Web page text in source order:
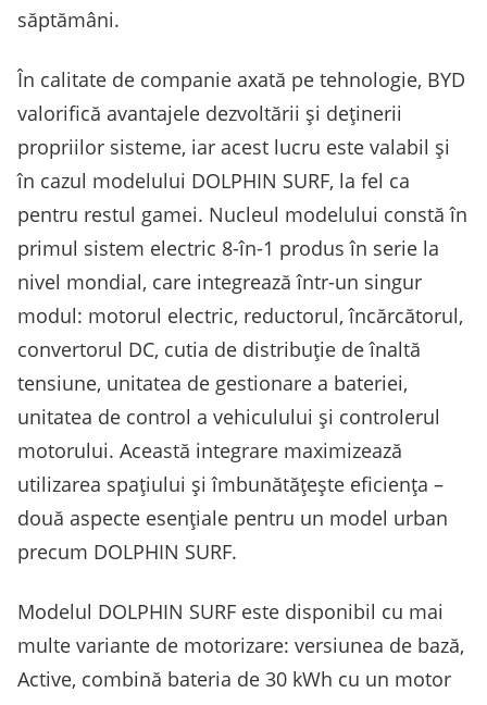
săptămâni.
În calitate de companie axată pe tehnologie, BYD
valorifică avantajele dezvoltării și deținerii
propriilor sisteme, iar acest lucru este valabil și
în cazul modelului DOLPHIN SURF, la fel ca
pentru restul gamei. Nucleul modelului constă în
primul sistem electric 8-în-1 produs în serie la
nivel mondial, care integrează într-un singur
modul: motorul electric, reductorul, încărcătorul,
convertorul DC, cutia de distribuție de înaltă
tensiune, unitatea de gestionare a bateriei,
unitatea de control a vehiculului și controlerul
motorului. Această integrare maximizează
utilizarea spațiului și îmbunătățește eficiența –
două aspecte esențiale pentru un model urban
precum DOLPHIN SURF.
Modelul DOLPHIN SURF este disponibil cu mai
multe variante de motorizare: versiunea de bază,
Active, combină bateria de 30 kWh cu un motor